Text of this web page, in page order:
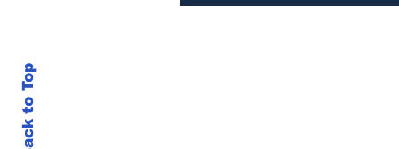
Back to Top